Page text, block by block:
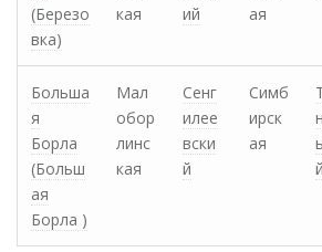
(Березо
вка)
кая
ий
ая
Больша
я
Борла
(Больш
ая
Борла )
Мал
обор
линс
кая
Сенг
илее
вски
й
Симб
ирск
ая
й